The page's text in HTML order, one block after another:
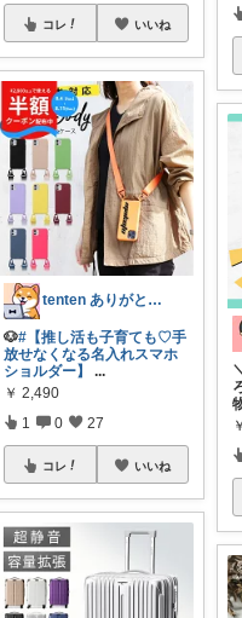
コレ いいね
tenten ありがとうございます。😃
🐶#【推し活も子育ても♡手
放せなくなる名入れスマホ
ショルダー】
...
￥ 2,490
1 0 27
コレ いいね
￥